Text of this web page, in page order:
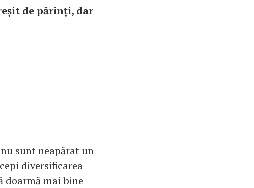
de părinți, dar
sunt neapărat un
diversificarea
doarmă mai bine